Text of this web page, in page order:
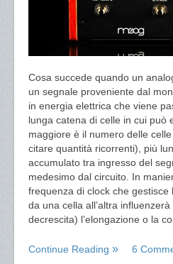
Cosa succede quando un
un segnale proveniente dal
in energia elettrica che viene
lunga catena di celle in cui può
maggiore è il numero delle
citare quantità ricorrenti), più
accumulato tra ingresso del
medesimo dal circuito. In
frequenza di clock che
da una cella all’altra
decrescita) l’elongazione o la
Continue Reading 6